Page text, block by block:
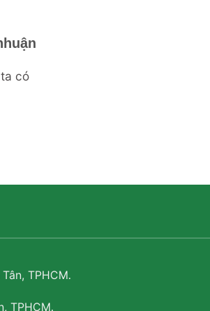
có
TPHCM.
TPHCM.